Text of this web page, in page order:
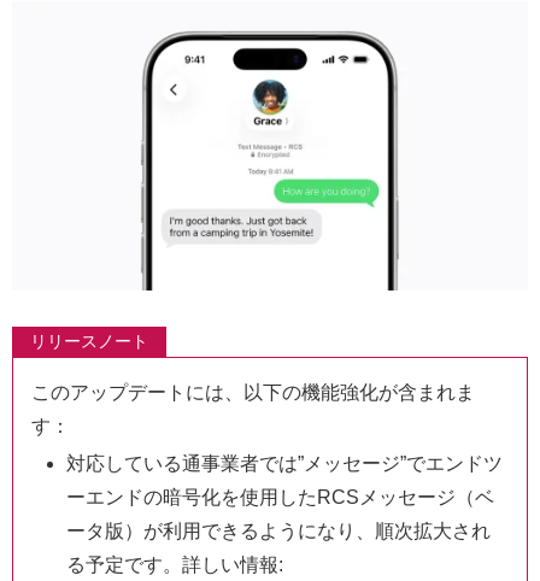
リリースノート
このアップデートには、以下の機能強化が含まれま
す：
対応している通事業者では”メッセージ”でエンドツ
ーエンドの暗号化を使用したRCSメッセージ（ベ
ータ版）が利用できるようになり、順次拡大され
る予定です。詳しい情報: